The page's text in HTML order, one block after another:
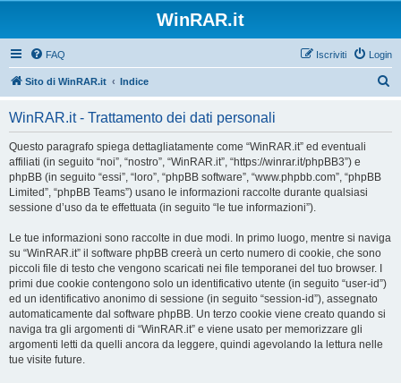
WinRAR.it
FAQ Login
Iscriviti
Sito di WinRAR.it Indice
WinRAR.it - Trattamento dei dati personali
Questo paragrafo spiega dettagliatamente come “WinRAR.it” ed eventuali
affiliati (in seguito “noi”, “nostro”, “WinRAR.it”, “https://winrar.it/phpBB3”) e
phpBB (in seguito “essi”, “loro”, “phpBB software”, “www.phpbb.com”, “phpBB
Limited”, “phpBB Teams”) usano le informazioni raccolte durante qualsiasi
sessione d’uso da te effettuata (in seguito “le tue informazioni”).
Le tue informazioni sono raccolte in due modi. In primo luogo, mentre si naviga
su “WinRAR.it” il software phpBB creerà un certo numero di cookie, che sono
piccoli file di testo che vengono scaricati nei file temporanei del tuo browser. I
primi due cookie contengono solo un identificativo utente (in seguito “user-id”)
ed un identificativo anonimo di sessione (in seguito “session-id”), assegnato
automaticamente dal software phpBB. Un terzo cookie viene creato quando si
naviga tra gli argomenti di “WinRAR.it” e viene usato per memorizzare gli
argomenti letti da quelli ancora da leggere, quindi agevolando la lettura nelle
tue visite future.